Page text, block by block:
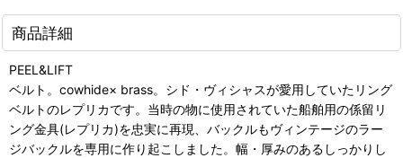
商品詳細
PEEL&LIFT
ベルト。cowhide× brass。シド・ヴィシャスが愛用していたリング
ベルトのレプリカです。当時の物に使用されていた船舶用の係留リ
ング金具(レプリカ)を忠実に再現、バックルもヴィンテージのラー
ジバックルを専用に作り起こしました。幅・厚みのあるしっかりし